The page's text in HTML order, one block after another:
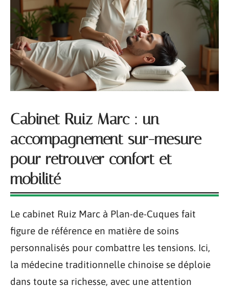
Cabinet Ruiz Marc : un
accompagnement sur-mesure
pour retrouver confort et
mobilité
Le cabinet Ruiz Marc à Plan-de-Cuques fait
figure de référence en matière de soins
personnalisés pour combattre les tensions. Ici,
la médecine traditionnelle chinoise se déploie
dans toute sa richesse, avec une attention